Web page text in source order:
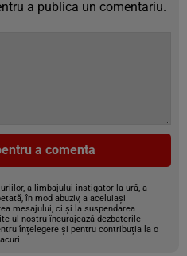
a publica un comentariu.
a comenta
a limbajului instigator la ură, a
în mod abuziv, a aceluiași
mesajului, ci și la suspendarea
ul nostru încurajează dezbaterile
înțelegere și pentru contribuția la o